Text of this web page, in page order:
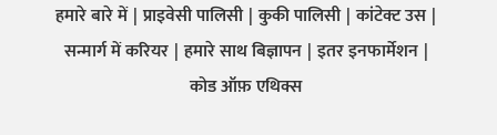
हमारे बारे में प्राइवेसी पालिसी कुकी पालिसी कांटेक्ट उस
सन्मार्ग में करियर हमारे साथ बिज्ञापन इतर इनफार्मेशन
कोड ऑफ़ एथिक्स